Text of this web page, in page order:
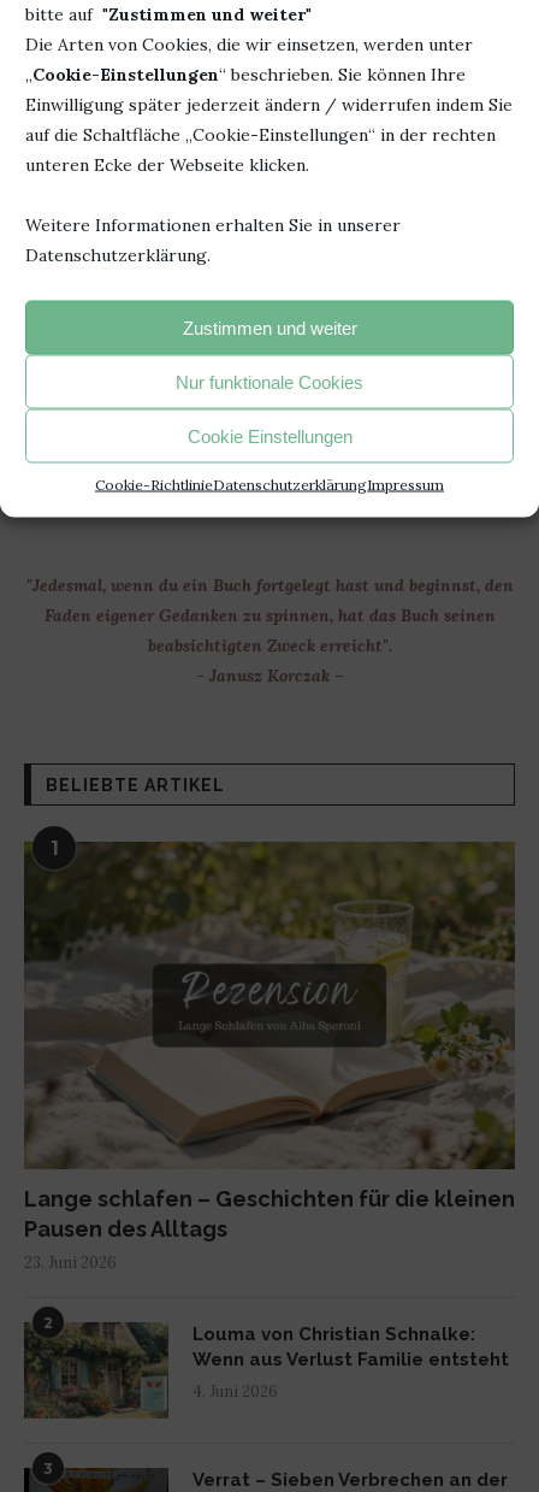
bitte auf "Zustimmen und weiter"
Die Arten von Cookies, die wir einsetzen, werden unter
„Cookie-Einstellungen“ beschrieben. Sie können Ihre
Einwilligung später jederzeit ändern / widerrufen indem Sie
auf die Schaltfläche „Cookie-Einstellungen“ in der rechten
unteren Ecke der Webseite klicken.
Weitere Informationen erhalten Sie in unserer
Datenschutzerklärung.
Zustimmen und weiter
Nur funktionale Cookies
Cookie Einstellungen
Cookie-RichtlinieDatenschutzerklärungImpressum
"Jedesmal, wenn du ein Buch fortgelegt hast und beginnst, den
Faden eigener Gedanken zu spinnen, hat das Buch seinen
beabsichtigten Zweck erreicht".
- Janusz Korczak –
BELIEBTE ARTIKEL
1
Lange schlafen – Geschichten für die kleinen
Pausen des Alltags
23. Juni 2026
2
Louma von Christian Schnalke:
Wenn aus Verlust Familie entsteht
4. Juni 2026
3
Verrat – Sieben Verbrechen an der